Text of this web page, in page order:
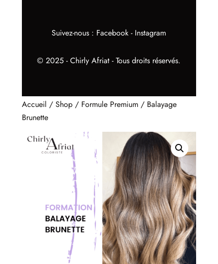
Suivez-nous : Facebook - Instagram
© 2025 - Chirly Afriat - Tous droits réservés.
Accueil / Shop/ Formule Premium/ Balayage
Brunette